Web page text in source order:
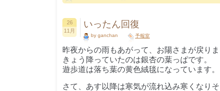
26
11月
いったん回復
by ganchan 予報室
昨夜からの雨もあがって、お陽さまが戻り
きょう降っていたのは銀杏の葉っぱです。
遊歩道は落ち葉の黄色絨毯になっています。
さて、あす以降は寒気が流れ込み寒くなり